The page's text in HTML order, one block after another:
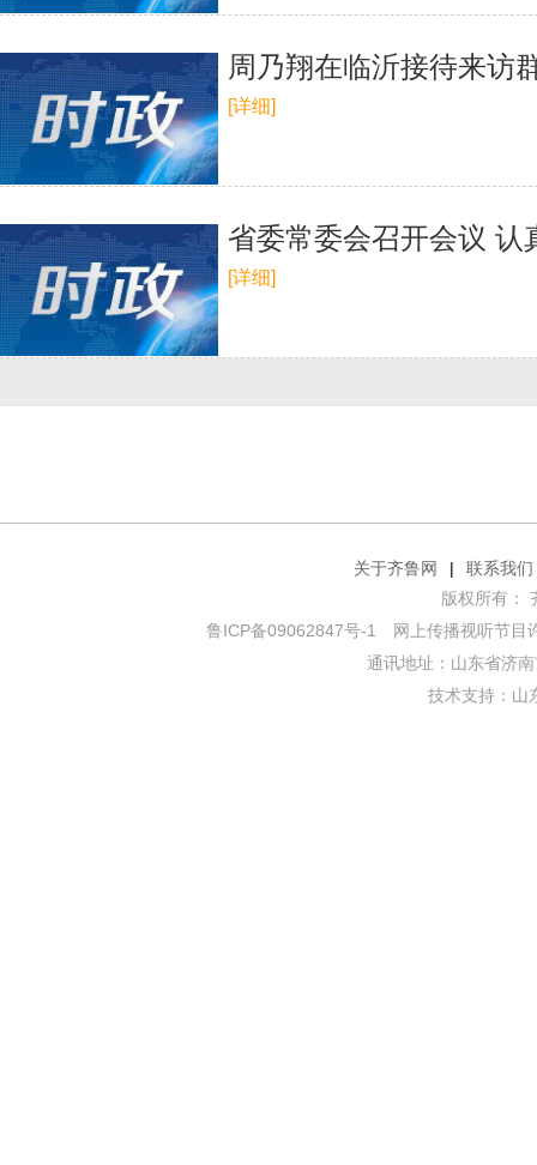
周乃翔在临沂接待来访
[详细]
省委常委会召开会议
[详细]
关于齐鲁网 |
联系我们
版权所有：
鲁ICP备09062847号-1 网上传播视听节目
通讯地址：山东省济
技术支持： 山